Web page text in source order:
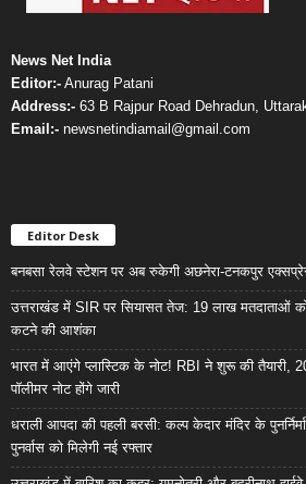
News Net India
Editor:- Anurag Patani
Address:- 63 B Rajpur Road Dehradun,
Email:- newsnetindiamail@gmail.com
Editor Desk
बनबसा रेलवे स्टेशन पर अब रुकेगी अछनेरा-टनकपुर
उत्तराखंड में SIR पर सियासत तेज: 19 लाख मतदाताओं
कटने की आशंका
भारत में आएंगे प्लास्टिक के नोट! RBI ने शुरू की
पॉलीमर नोट होंगे जारी
धराली आपदा की पहली बरसी: कल्प केदार मंदिर के
पुनर्वास को मिलेगी नई रफ्तार